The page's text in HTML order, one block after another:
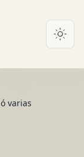
varias